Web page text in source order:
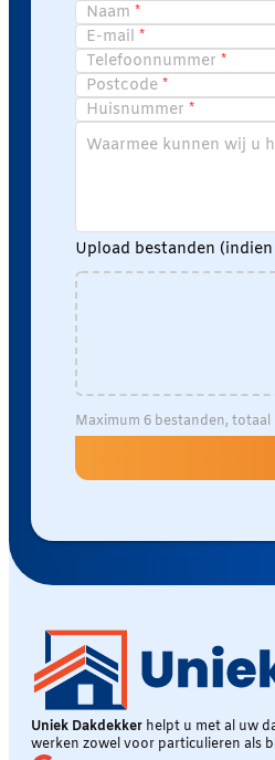
Naam
E-mail
Telefoonnummer
Postcode
Huisnummer
Waarmee kunnen wij u
Upload bestanden
Maximum 6 bestanden, totaal
Uniek Dakdekker helpt u met al uw
werken zowel voor particulieren als